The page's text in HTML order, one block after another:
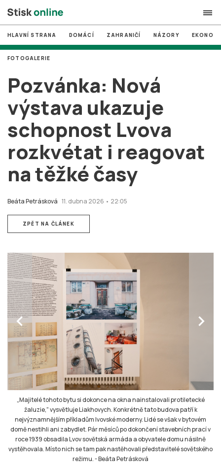
search
# MUNI
# Brno
# volby
login PŘIHLÁSIT SE
Zapomněli jste heslo?
HLAVNÍ STRANA DOMÁCÍ ZAHRANIČÍ NÁZORY
Pozvánka: Nová
výstava ukazuje
schopnost Lvova
rozkvétat i reagovat
na těžké časy
Beáta Petrásková 11. dubna 2026 • 22:05
FOTOGALERIE
ZPĚT NA ČLÁNEK
chevron_left chevron_right
„Majitelé tohoto bytu si dokonce na okna nainstalovali protiletecké
žaluzie," vysvětluje Liakhovych. Konkrétně tato budova patří k
nejvýznamnějším příkladům lvovské moderny. Lidé se však v bytovém
domě nestihli ani zabydlet. Pár měsíců po dokončení stavebních prací v
roce 1939 obsadila Lvov sovětská armáda a obyvatele domu násilně
vystěhovala. Místo nich se tam pak nastěhovali představitelé sovětského
režimu.-Beáta Petrásková